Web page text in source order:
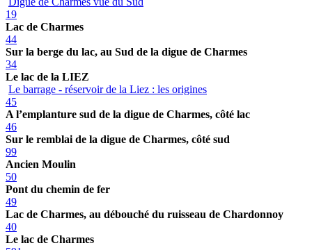
19
Lac de Charmes
44
Sur la berge du lac, au Sud de la digue de Charmes
34
Le lac de la LIEZ
Le barrage - réservoir de la Liez : les origines
45
A l’emplanture sud de la digue de Charmes, côté lac
46
Sur le remblai de la digue de Charmes, côté sud
99
Ancien Moulin
50
Pont du chemin de fer
49
Lac de Charmes, au débouché du ruisseau de Chardonnoy
40
Le lac de Charmes